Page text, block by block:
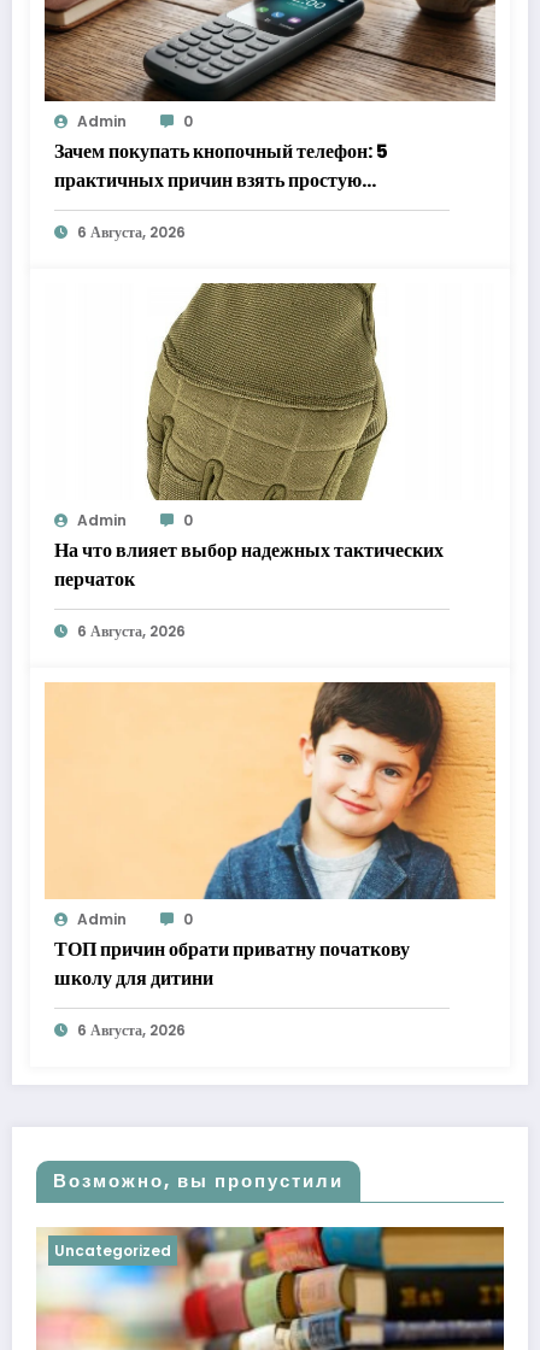
Admin 0
Зачем покупать кнопочный телефон: 5
практичных причин взять простую
«звонилку»
6 Августа, 2026
Admin 0
На что влияет выбор надежных тактических
перчаток
6 Августа, 2026
Admin 0
ТОП причин обрати приватну початкову
школу для дитини
6 Августа, 2026
Возможно, вы пропустили
Uncategorized